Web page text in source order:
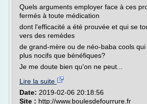
Quels arguments employer face à ces
fermés à toute médication
dont l'efficacité a été prouvée et qui se
vers des remèdes
de grand-mère ou de néo-baba cools
plus nocifs que bénéfiques?
Je me doute bien qu'on ne peut...
Lire la suite
Date: 2019-02-06 20:18:56
Site : http://www.boulesdefourrure.fr